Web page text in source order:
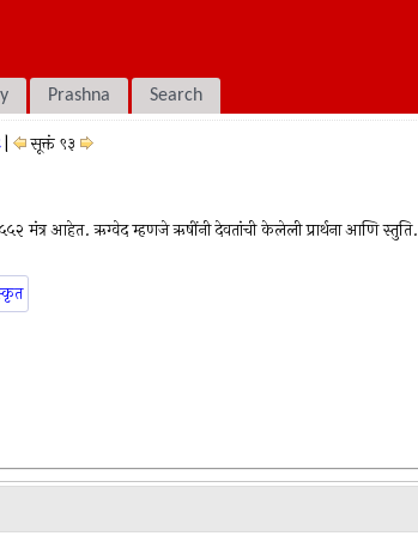
Prashna Search
सूक्तं ९३
मंत्र आहेत. ऋग्वेद म्हणजे ऋषींनी देवतांची केलेली प्रार्थना आणि स्तुति.